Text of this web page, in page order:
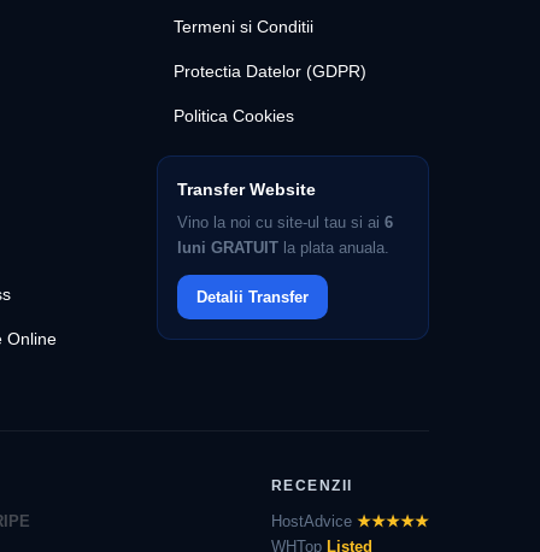
Online
Termeni si Conditii
Protectia Datelor (GDPR)
Politica Cookies
Transfer Website
Vino la noi cu site-ul tau si ai 6
luni GRATUITla plata anuala.
Detalii Transfer
RECENZII
HostAdvice ★★★★★
WHTop Listed